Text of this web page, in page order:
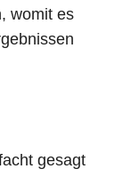
womit es
gesagt